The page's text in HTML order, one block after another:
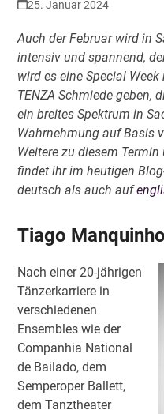
25. Januar 2024
Auch der Februar wird in
intensiv und spannend,
wird es eine Special
TENZA Schmiede geben,
ein breites Spektrum in
Wahrnehmung auf Basis
Weitere zu diesem
findet ihr im heutigen
deutsch als auch auf
Tiago Manquinho
Nach einer 20-jährigen
Tänzerkarriere in
verschiedenen
Ensembles wie der
Companhia National
de Bailado, dem
Semperoper Ballett,
dem Tanztheater